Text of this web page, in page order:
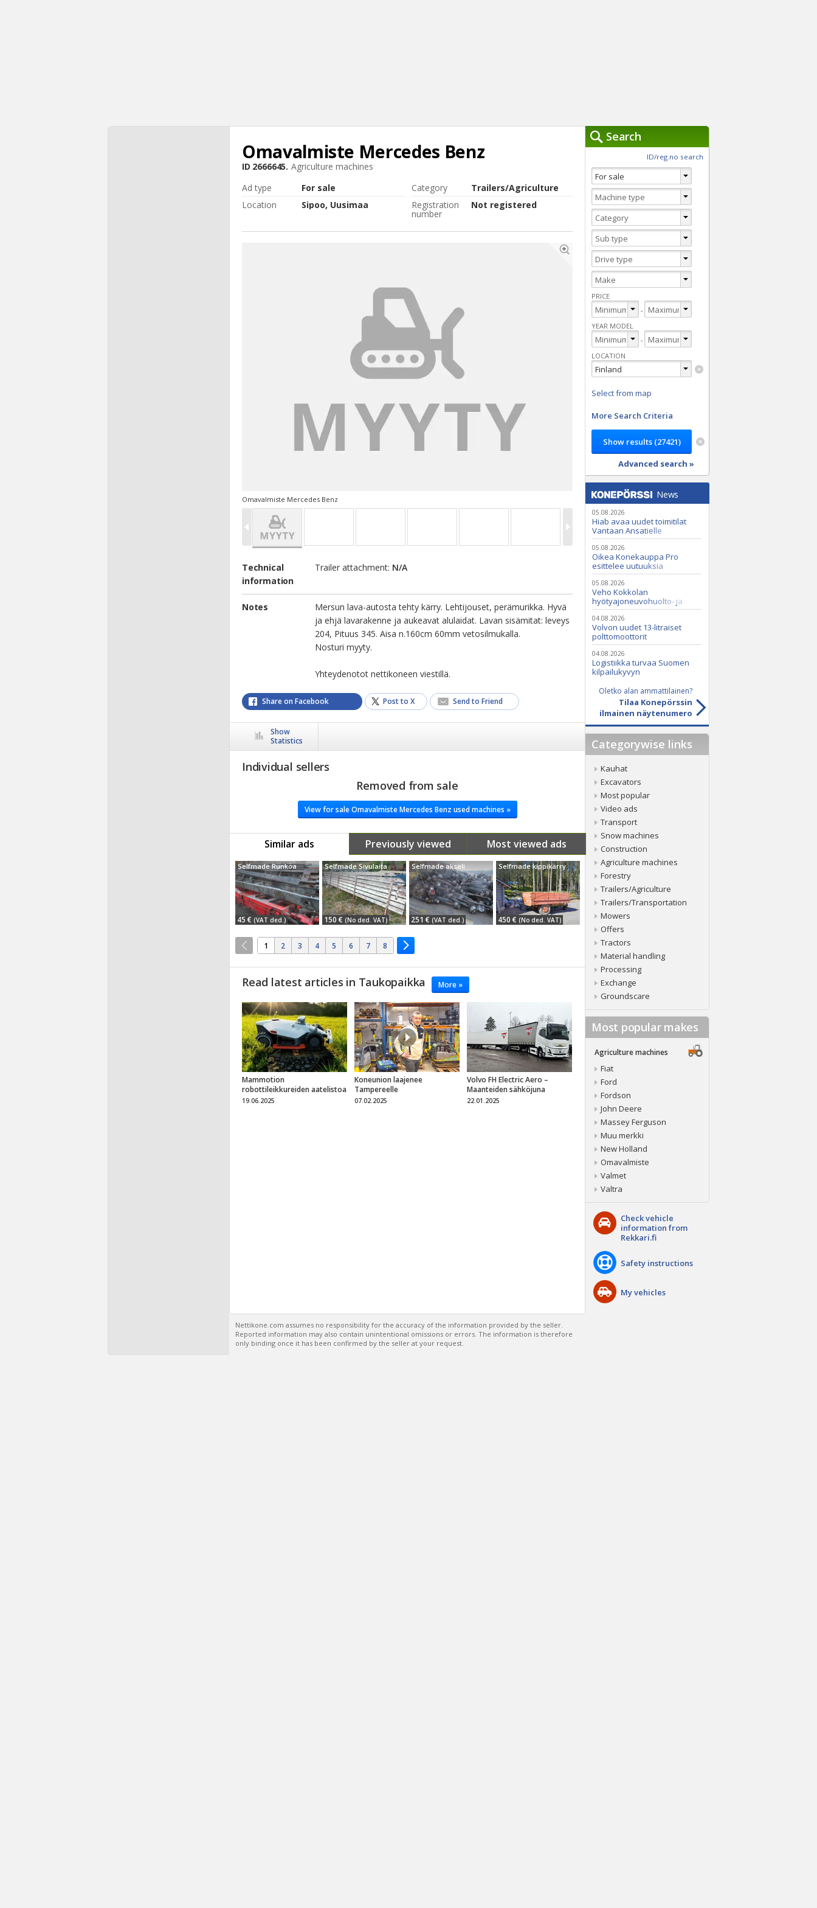
Omavalmiste Mercedes Benz
ID 2666645. Agriculture machines
Ad type
For sale Category
Trailers/Agriculture
Location
Sipoo, Uusimaa Registration
number
Not registered
Omavalmiste Mercedes Benz
Technical
information
Trailer attachment: N/A
Notes
Mersun lava-autosta tehty kärry. Lehtijouset, perämurikka. Hyvä
ja ehjä lavarakenne ja aukeavat alulaidat. Lavan sisämitat: leveys
204, Pituus 345. Aisa n.160cm 60mm vetosilmukalla.
Nosturi myyty.
Yhteydenotot nettikoneen viestillä.
Share on Facebook Post to X Send to Friend
Show
Statistics
Individual sellers
Removed from sale
View for sale Omavalmiste Mercedes Benz used machines »
Similar ads Previously viewed Most viewed ads
Selfmade Runkoa
45 € (VAT ded.)
Selfmade Sivulaita
150 € (No ded. VAT)
Selfmade akseli
251 € (VAT ded.)
Selfmade kippikärry
450 € (No ded. VAT)
1 2 3 4 5 6 7 8
Read latest articles in Taukopaikka More »
Mammotion
robottileikkureiden aatelistoa
19.06.2025
Koneunion laajenee
Tampereelle
07.02.2025
Volvo FH Electric Aero –
Maanteiden sähköjuna
22.01.2025
Nettikone.com assumes no responsibility for the accuracy of the information provided by the seller.
Reported information may also contain unintentional omissions or errors. The information is therefore
only binding once it has been confirmed by the seller at your request.
Search
ID/reg.no search
PRICE
-
YEAR MODEL
-
LOCATION
Select from map
More Search Criteria
Advanced search »
News
05.08.2026
Hiab avaa uudet toimitilat
Vantaan Ansatielle
05.08.2026
Oikea Konekauppa Pro
esittelee uutuuksia
ammattikäyttöön
05.08.2026
Veho Kokkolan
hyötyajoneuvohuolto- ja
varaosatoiminnot Q2 Service
Oy:lle lokakuussa
04.08.2026
Volvon uudet 13-litraiset
polttomoottorit
04.08.2026
Logistiikka turvaa Suomen
kilpailukyvyn
Oletko alan ammattilainen?
Tilaa Konepörssin
ilmainen näytenumero
Categorywise links
Kauhat
Excavators
Most popular
Video ads
Transport
Snow machines
Construction
Agriculture machines
Forestry
Trailers/Agriculture
Trailers/Transportation
Mowers
Offers
Tractors
Material handling
Processing
Exchange
Groundscare
Most popular makes
Agriculture machines
Fiat
Ford
Fordson
John Deere
Massey Ferguson
Muu merkki
New Holland
Omavalmiste
Valmet
Valtra
Check vehicle
information from
Rekkari.fi
Safety instructions
My vehicles